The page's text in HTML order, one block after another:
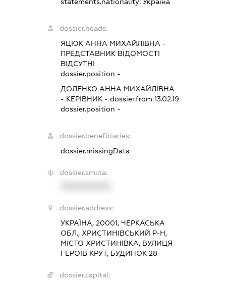
dossier.heads:
ЯЦЮК АННА МИХАЙЛІВНА -
ПРЕДСТАВНИК ВІДОМОСТІ
ВІДСУТНІ
dossier.position -
ДОЛЕНКО АННА МИХАЙЛІВНА
- КЕРІВНИК - dossier.from 13.02.19
dossier.position -
dossier.beneficiaries:
dossier.missingData
dossier.smida:
dossier.address:
УКРАЇНА, 20001, ЧЕРКАСЬКА
ОБЛ., ХРИСТИНІВСЬКИЙ Р-Н,
МІСТО ХРИСТИНІВКА, ВУЛИЦЯ
ГЕРОЇВ КРУТ, БУДИНОК 28
dossier.capital: